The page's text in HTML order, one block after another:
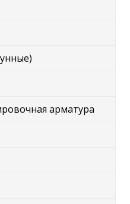
арматура